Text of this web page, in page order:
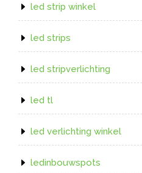
led strip winkel
led strips
led stripverlichting
led tl
led verlichting winkel
ledinbouwspots